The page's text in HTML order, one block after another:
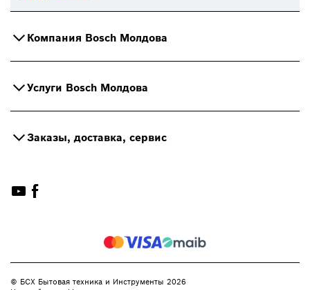
Компания Bosch Молдова
Услуги Bosch Молдова
Заказы, доставка, сервис
© БСХ Бытовая техника и Инструменты 2026